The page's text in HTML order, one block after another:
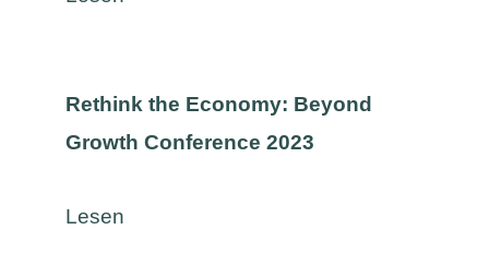
Rethink the Economy: Beyond
Growth Conference 2023
Lesen